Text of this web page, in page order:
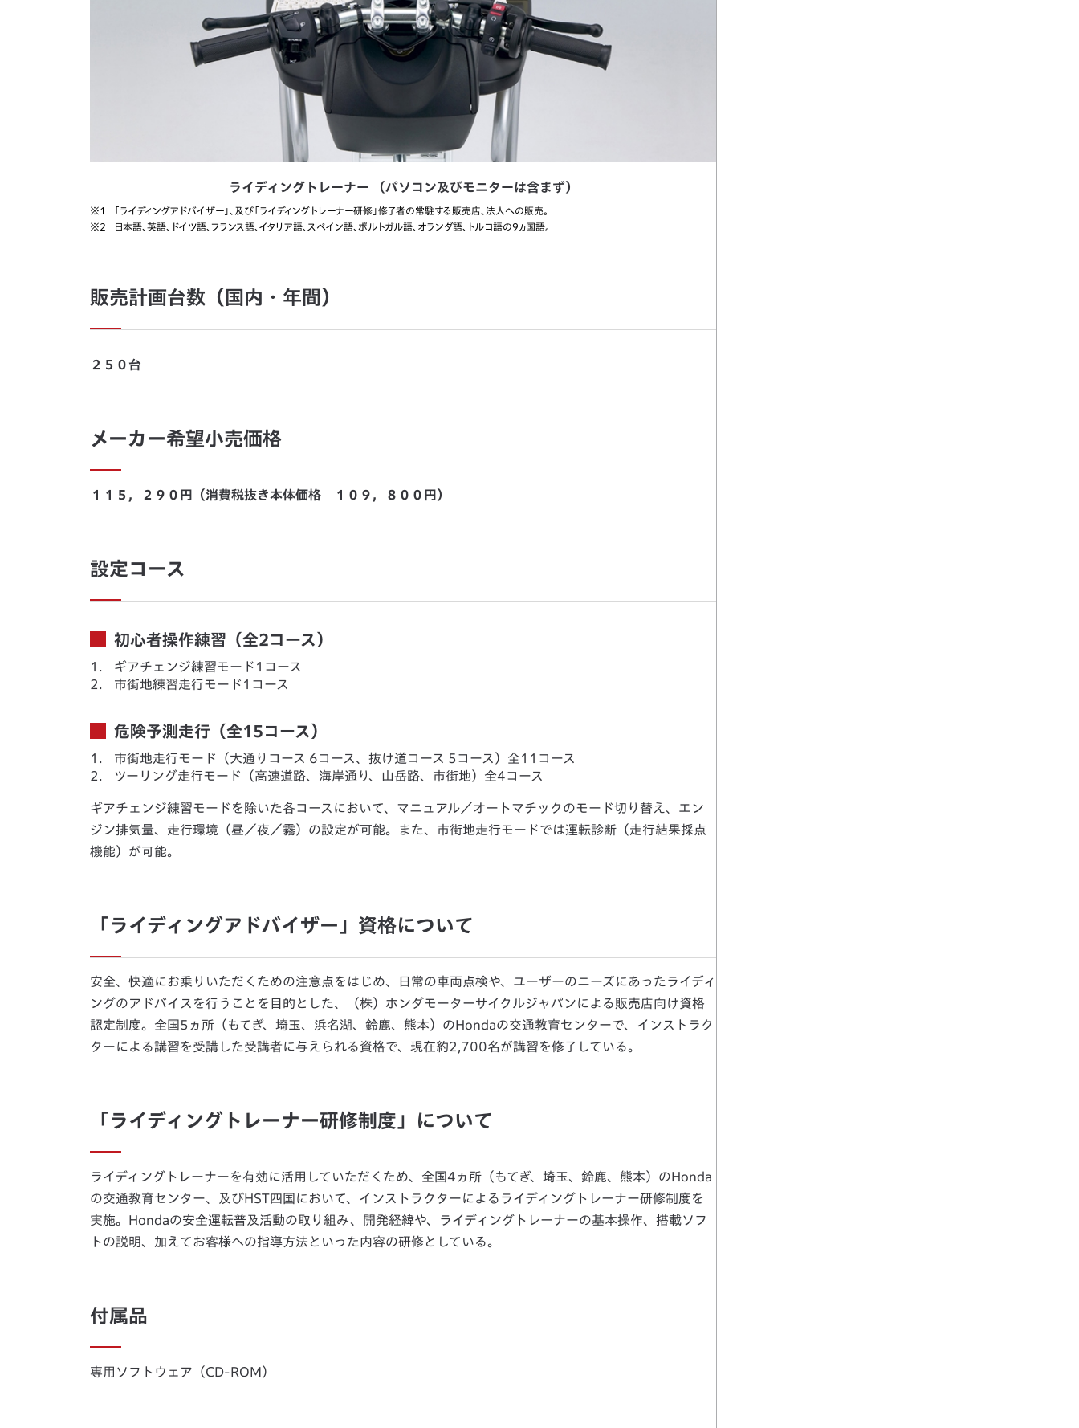
ライディングトレーナー （パソコン及びモニターは含まず）
※1
「ライディングアドバイザー」、及び「ライディングトレーナー研修」修了者の常駐する販売店、法人への販売。
※2
日本語、英語、ドイツ語、フランス語、イタリア語、スペイン語、ポルトガル語、オランダ語、トルコ語の9ヵ国語。
販売計画台数（国内・年間）
２５０台
メーカー希望小売価格
１１５，２９０円（消費税抜き本体価格 １０９，８００円）
設定コース
初心者操作練習（全2コース）
1.
ギアチェンジ練習モード1コース
2.
市街地練習走行モード1コース
危険予測走行（全15コース）
1.
市街地走行モード（大通りコース 6コース、抜け道コース 5コース）全11コース
2.
ツーリング走行モード（高速道路、海岸通り、山岳路、市街地）全4コース
ギアチェンジ練習モードを除いた各コースにおいて、マニュアル／オートマチックのモード切り替え、エン
ジン排気量、走行環境（昼／夜／霧）の設定が可能。また、市街地走行モードでは運転診断（走行結果採点
機能）が可能。
「ライディングアドバイザー」資格について
安全、快適にお乗りいただくための注意点をはじめ、日常の車両点検や、ユーザーのニーズにあったライディ
ングのアドバイスを行うことを目的とした、（株）ホンダモーターサイクルジャパンによる販売店向け資格
認定制度。全国5ヵ所（もてぎ、埼玉、浜名湖、鈴鹿、熊本）のHondaの交通教育センターで、インストラク
ターによる講習を受講した受講者に与えられる資格で、現在約2,700名が講習を修了している。
「ライディングトレーナー研修制度」について
ライディングトレーナーを有効に活用していただくため、全国4ヵ所（もてぎ、埼玉、鈴鹿、熊本）のHonda
の交通教育センター、及びHST四国において、インストラクターによるライディングトレーナー研修制度を
実施。Hondaの安全運転普及活動の取り組み、開発経緯や、ライディングトレーナーの基本操作、搭載ソフ
トの説明、加えてお客様への指導方法といった内容の研修としている。
付属品
専用ソフトウェア（CD-ROM）